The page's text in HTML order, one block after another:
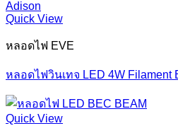
Quick View
หลอดไฟ EVE
หลอดไฟวินเทจ LED 4W Filament
Quick View